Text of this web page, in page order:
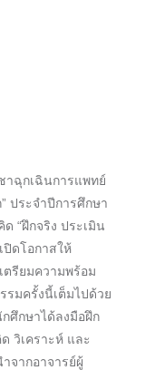
ฉุกเฉินการแพทย์
ประจำปีการศึกษา
“ฝึกจริง ประเมิน
ปิดโอกาสให้
รียมความพร้อม
รมครั้งนี้เต็มไปด้วย
ศึกษาได้ลงมือฝึก
วิเคราะห์ และ
จากอาจารย์ผู้